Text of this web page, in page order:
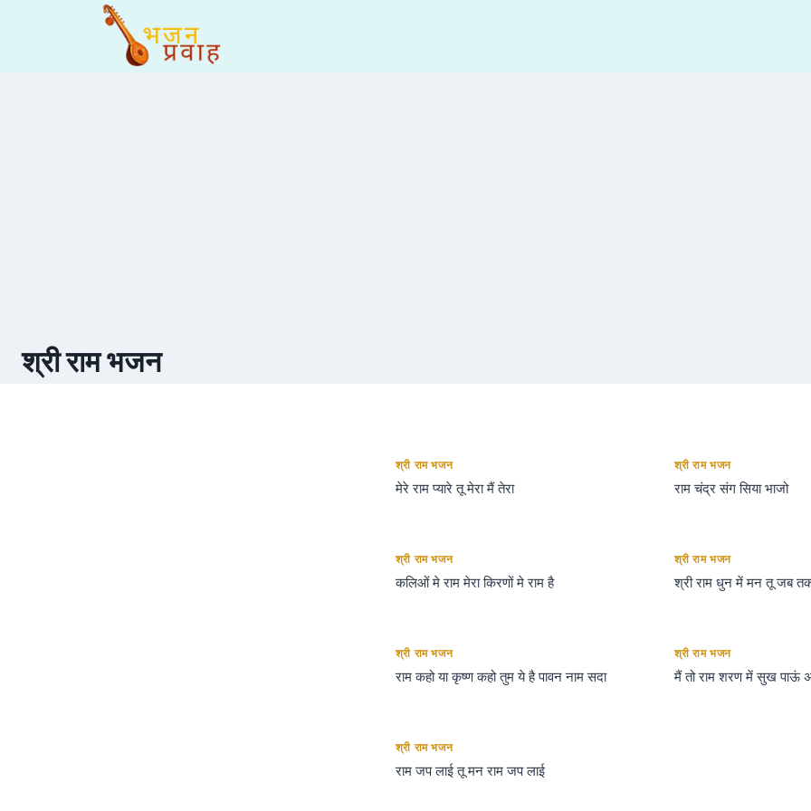
श्री राम भजन
श्री राम भजन
मेरे राम प्यारे तू मेरा मैं तेरा
श्री राम भजन
राम चंद्र संग सिया भाजो
श्री राम भजन
कलिओं मे राम मेरा किरणों मे राम है
श्री राम भजन
श्री राम धुन में मन तू जब तक
श्री राम भजन
राम कहो या कृष्ण कहो तुम ये है पावन नाम सदा
श्री राम भजन
मैं तो राम शरण में सुख पाऊं
श्री राम भजन
राम जप लाई तू मन राम जप लाई